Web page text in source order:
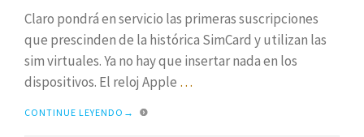
Claro pondrá en servicio las primeras suscripciones
que prescinden de la histórica SimCard y utilizan las
sim virtuales. Ya no hay que insertar nada en los
dispositivos. El reloj Apple …
CONTINUE LEYENDO →